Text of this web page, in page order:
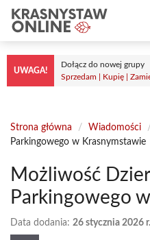
Przejdź
treści
UWAGA!
Dołącz do nowej grupy
Sprzedam | Kupię |
Strona główna / Wiadomości /
Parkingowego w Krasnymstawie
Możliwość
Parkingowego
Data dodania: 26 stycznia 2026 r.